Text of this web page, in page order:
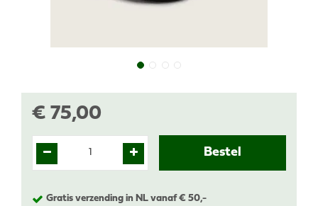
€ 75,00
Gratis verzending in NL vanaf € 50,-